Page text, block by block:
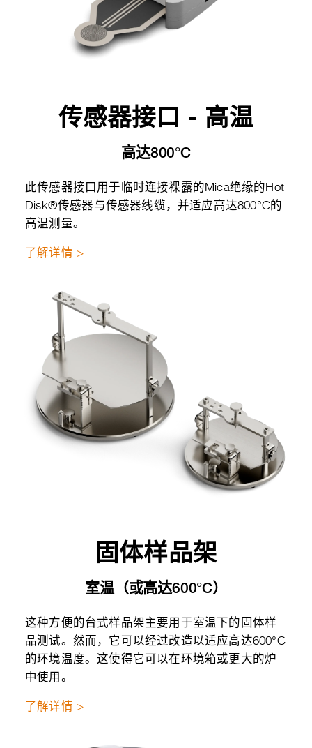
传感器接口 - 高温
高达800°C
此传感器接口用于临时连接裸露的Mica绝缘的Hot
Disk®传感器与传感器线缆，并适应高达800°C的
高温测量。
了解详情 >
固体样品架
室温（或高达600°C）
这种方便的台式样品架主要用于室温下的固体样
品测试。然而，它可以经过改造以适应高达600°C
的环境温度。这使得它可以在环境箱或更大的炉
中使用。
了解详情 >